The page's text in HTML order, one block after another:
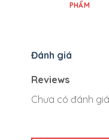
PHẨM
Đánh giá
Reviews
Chưa có đánh